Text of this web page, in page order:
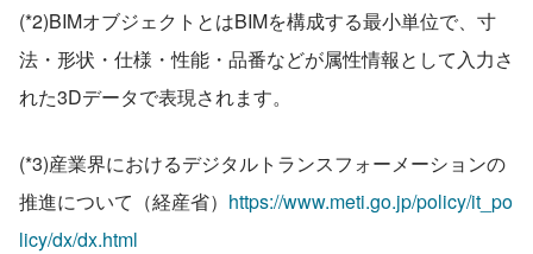
(*2)BIMオブジェクトとはBIMを構成する最小単位で、寸
法・形状・仕様・性能・品番などが属性情報として入力さ
れた3Dデータで表現されます。
(*3)産業界におけるデジタルトランスフォーメーションの
推進について（経産省） https://www.meti.go.jp/policy/it_po
licy/dx/dx.html